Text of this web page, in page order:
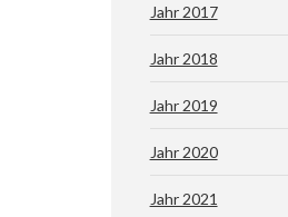
Jahr 2017
Jahr 2018
Jahr 2019
Jahr 2020
Jahr 2021